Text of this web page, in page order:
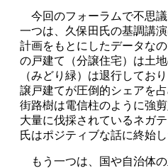
今回のフォーラムで不思議
一つは、久保田氏の基調講
計画をもとにしたデータな
の戸建て（分譲住宅）は土
（みどり緑）は退行してお
譲戸建てが圧倒的シェアを
街路樹は電信柱のように強
大量に伐採されているネガ
氏はポジティブな話に終始し
もう一つは、国や自治体